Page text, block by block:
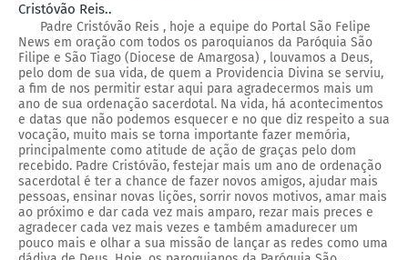
Cristóvão Reis..
Padre Cristóvão Reis , hoje a equipe do Portal São Felipe
News em oração com todos os paroquianos da Paróquia São
Filipe e São Tiago (Diocese de Amargosa) , louvamos a Deus,
pelo dom de sua vida, de quem a Providencia Divina se serviu,
a fim de nos permitir estar aqui para agradecermos mais um
ano de sua ordenação sacerdotal. Na vida, há acontecimentos
e datas que não podemos esquecer e no que diz respeito a sua
vocação, muito mais se torna importante fazer memória,
principalmente como atitude de ação de graças pelo dom
recebido. Padre Cristóvão, festejar mais um ano de ordenação
sacerdotal é ter a chance de fazer novos amigos, ajudar mais
pessoas, ensinar novas lições, sorrir novos motivos, amar mais
ao próximo e dar cada vez mais amparo, rezar mais preces e
agradecer cada vez mais vezes e também amadurecer um
pouco mais e olhar a sua missão de lançar as redes como uma